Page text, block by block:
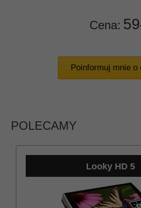
Cena:
Poinformuj mnie
POLECAMY
Looky HD 5